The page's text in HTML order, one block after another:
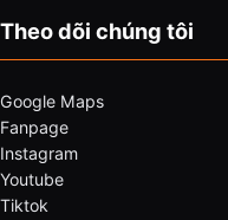
Theo dõi chúng tôi
Google Maps
Fanpage
Instagram
Youtube
Tiktok